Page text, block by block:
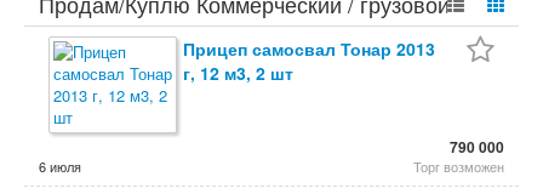
Авто, Коммерческий / грузовой.
Прицеп самосвал Тонар 2013
г, 12 м3, 2 шт
6 июля
790 000
Торг возможен